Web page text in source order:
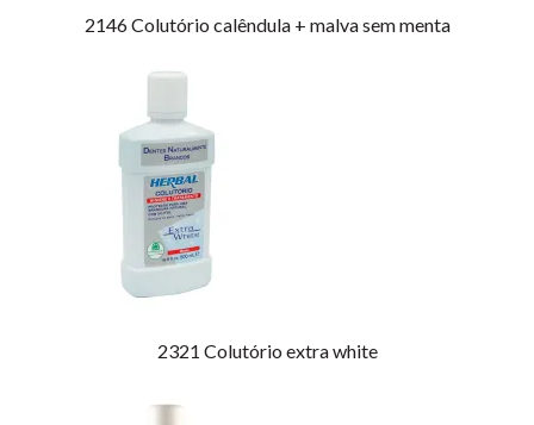
2146Colutório calêndula + malva sem menta
2321 Colutório extra white